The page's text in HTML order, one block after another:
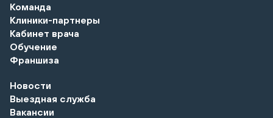
Команда
Клиники-партнеры
Кабинет врача
Обучение
Франшиза
Новости
Выездная служба
Вакансии